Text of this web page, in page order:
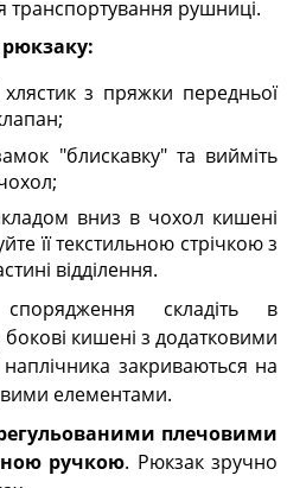
транспортування рушниці.
хлястик з пряжки передньої
"блискавку" та вийміть
вниз в чохол кишені
її текстильною стрічкою з
відділення.
складіть в
бокові кишені з додатковими
наплічника закриваються на
елементами.
плечовими
ручкою. Рюкзак зручно